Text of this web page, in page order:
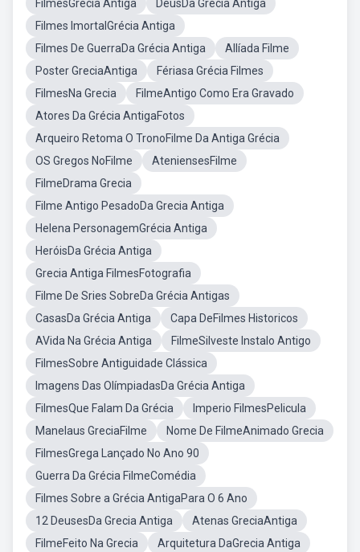
FilmesGrecia Antiga
DeusDa Grécia Antiga
Filmes ImortalGrécia Antiga
Filmes De GuerraDa Grécia Antiga
AIlíada Filme
Poster GreciaAntiga
Fériasa Grécia Filmes
FilmesNa Grecia
FilmeAntigo Como Era Gravado
Atores Da Grécia AntigaFotos
Arqueiro Retoma O TronoFilme Da Antiga Grécia
OS Gregos NoFilme
AteniensesFilme
FilmeDrama Grecia
Filme Antigo PesadoDa Grecia Antiga
Helena PersonagemGrécia Antiga
HeróisDa Grécia Antiga
Grecia Antiga FilmesFotografia
Filme De Sries SobreDa Grécia Antigas
CasasDa Grécia Antiga
Capa DeFilmes Historicos
AVida Na Grécia Antiga
FilmeSilveste Instalo Antigo
FilmesSobre Antiguidade Clássica
Imagens Das OlímpiadasDa Grécia Antiga
FilmesQue Falam Da Grécia
Imperio FilmesPelicula
Manelaus GreciaFilme
Nome De FilmeAnimado Grecia
FilmesGrega Lançado No Ano 90
Guerra Da Grécia FilmeComédia
Filmes Sobre a Grécia AntigaPara O 6 Ano
12 DeusesDa Grecia Antiga
Atenas GreciaAntiga
FilmeFeito Na Grecia
Arquitetura DaGrecia Antiga